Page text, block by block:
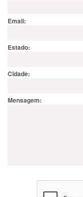
Email:
Estado:
Cidade:
Mensagem: